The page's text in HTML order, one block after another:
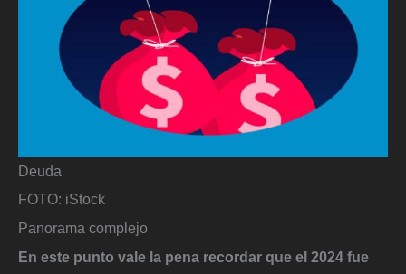
Deuda
FOTO: iStock
Panorama complejo
En este punto vale la pena recordar que el 2024 fue